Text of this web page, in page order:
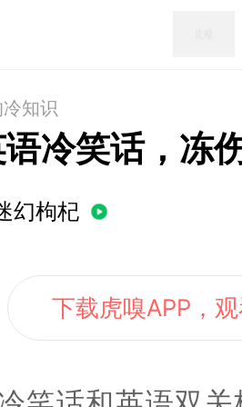
知识
冷笑话，冻
幻枸杞
下载虎嗅APP，